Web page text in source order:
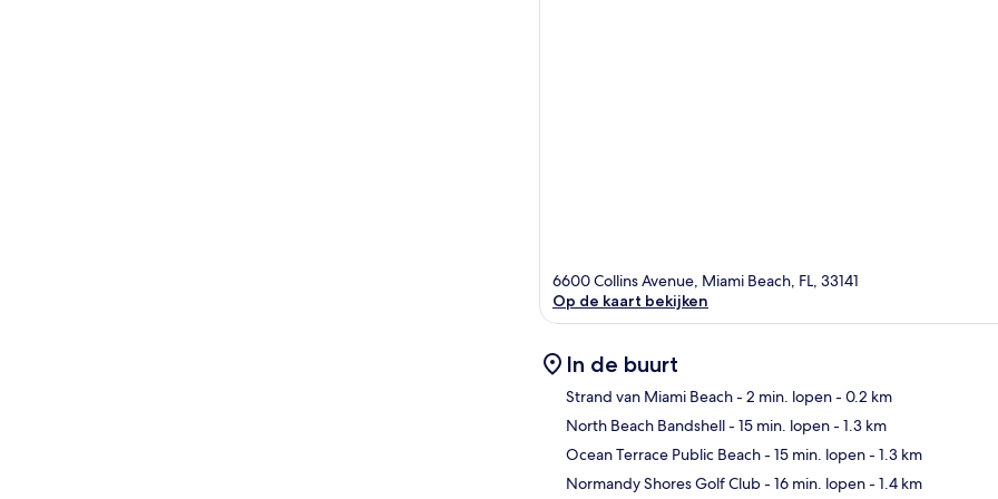
6600 Collins Avenue, Miami Beach, FL, 33141
Op de kaart bekijken
In de buurt
Strand van Miami Beach- 2 min. lopen- 0.2 km
North Beach Bandshell- 15 min. lopen- 1.3 km
Ocean Terrace Public Beach- 15 min. lopen- 1.3 km
Normandy Shores Golf Club- 16 min. lopen- 1.4 km